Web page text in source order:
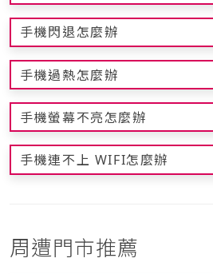
手機閃退怎麼辦
手機過熱怎麼辦
手機螢幕不亮怎麼辦
手機連不上 WIFI怎麼辦
周遭門市推薦